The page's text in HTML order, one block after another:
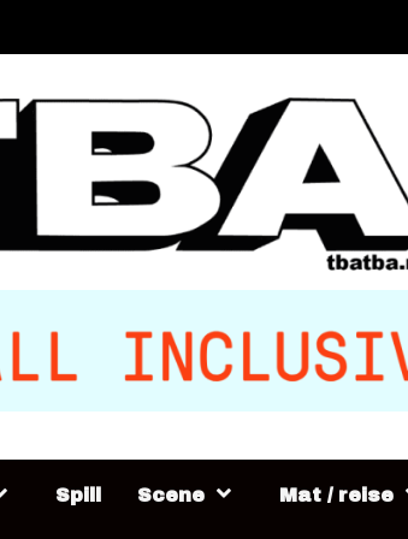
Spill Scene Mat / reise